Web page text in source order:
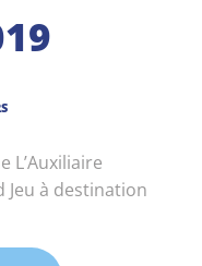
L’Auxiliaire
à destination